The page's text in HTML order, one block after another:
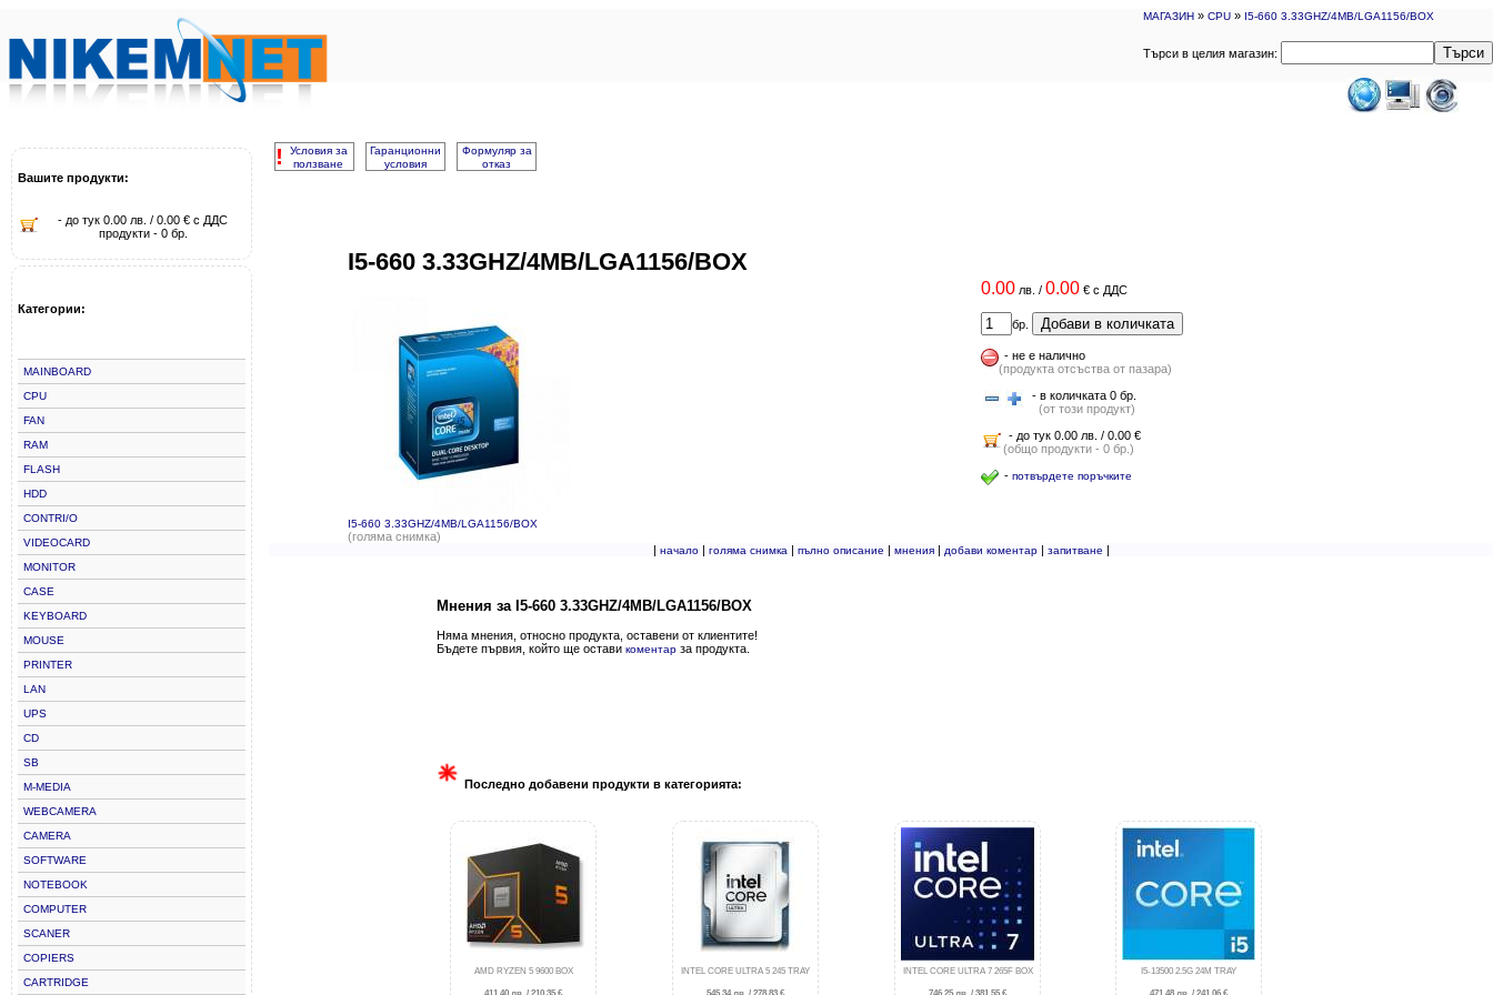
МАГАЗИН » CPU » I5-660 3.33GHZ/4MB/LGA1156/BOX
Търси в целия магазин: Търси
Вашите продукти:
- до тук 0.00 лв. / 0.00 € с ДДС
продукти - 0 бр.
Категории:
MAINBOARD
CPU
FAN
RAM
FLASH
HDD
CONTRI/O
VIDEOCARD
MONITOR
CASE
KEYBOARD
MOUSE
PRINTER
LAN
UPS
CD
SB
M-MEDIA
WEBCAMERA
CAMERA
SOFTWARE
NOTEBOOK
COMPUTER
SCANER
COPIERS
CARTRIDGE
!
Условия за
ползване
Гаранционни
условия
Формуляр за
отказ
I5-660 3.33GHZ/4MB/LGA1156/BOX
I5-660 3.33GHZ/4MB/LGA1156/BOX
(голяма снимка)
0.00 лв. / 0.00 € с ДДС
бр. Добави в количката
- не е налично
(продукта отсъства от пазара)
- в количката 0 бр.
(от този продукт)
- до тук 0.00 лв. / 0.00 €
(общо продукти - 0 бр.)
- потвърдете поръчките
| начало| голяма снимка | пълно описание | мнения| добави коментар| запитване |
Мнения за I5-660 3.33GHZ/4MB/LGA1156/BOX
Няма мнения, относно продукта, оставени от клиентите!
Бъдете първия, който ще остави коментар за продукта.
Последно добавени продукти в категорията:
AMD RYZEN 5 9600 BOX
411.40 лв. / 210.35 €
INTEL CORE ULTRA 5 245 TRAY
545.34 лв. / 278.83 €
INTEL CORE ULTRA 7 265F BOX
746.25 лв. / 381.55 €
I5-13500 2.5G 24M TRAY
471.48 лв. / 241.06 €